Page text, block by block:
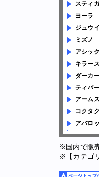
スティガ
ヨーラ
ジュウ
ミズノ
アシッ
キラー
ダーカー
ティバー
アーム
コクタク
アバロ
※国内で販
※【カテゴ